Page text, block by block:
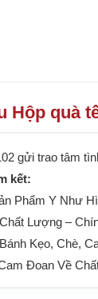
Hộp quà
gửi trao tâm
kết:
Phẩm Y Như
Lượng –
Kẹo, Chè,
Đoan Về